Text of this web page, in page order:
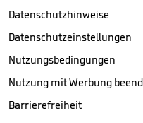
Datenschutzhinweise
Datenschutzeinstellungen
Nutzungsbedingungen
Nutzung mit Werbung
Barrierefreiheit